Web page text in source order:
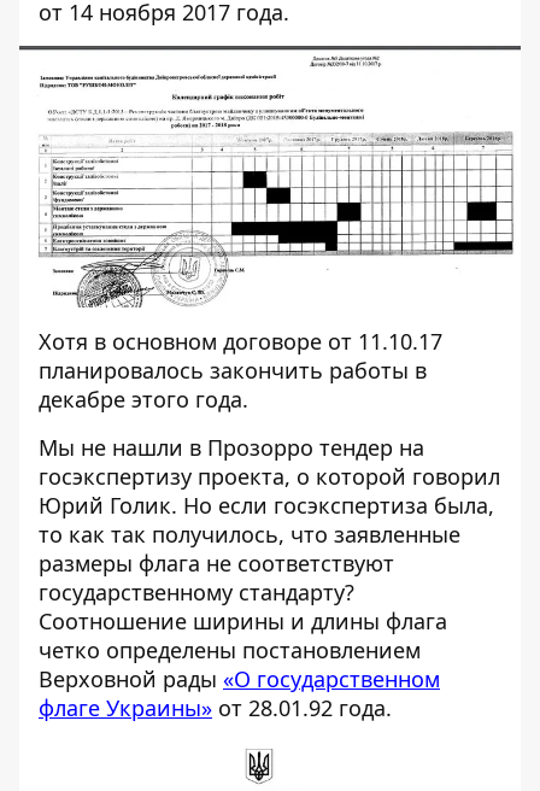
от 14 ноября 2017 года.
Хотя в основном договоре от 11.10.17
планировалось закончить работы в
декабре этого года.
Мы не нашли в Прозорро тендер на
госэкспертизу проекта, о которой говорил
Юрий Голик. Но если госэкспертиза была,
то как так получилось, что заявленные
размеры флага не соответствуют
государственному стандарту?
Соотношение ширины и длины флага
четко определены постановлением
Верховной рады «О государственном
флаге Украины» от 28.01.92 года.